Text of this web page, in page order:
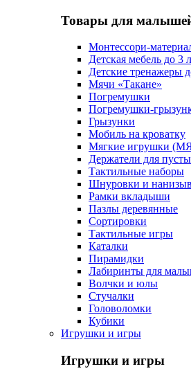
Товары для
Монтессори-
Детская мебель до 3
Детские тренажеры
Мячи «Такане»
Погремушки
Погремушки-
Грызунки
Мобиль на кроватку
Мягкие игрушки
Держатели для
Тактильные наборы
Шнуровки и
Рамки вкладыши
Пазлы деревянные
Сортировки
Тактильные игры
Каталки
Пирамидки
Лабиринты для
Волчки и юлы
Стучалки
Головоломки
Кубики
Игрушки и игры
Игрушки и игры